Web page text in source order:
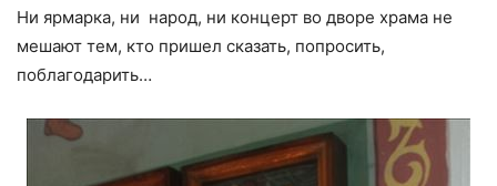
Ни ярмарка, ни народ, ни концерт во дворе храма не
мешают тем, кто пришел сказать, попросить,
поблагодарить…